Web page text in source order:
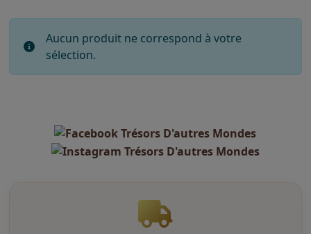
Aucun produit ne correspond à votre
sélection.